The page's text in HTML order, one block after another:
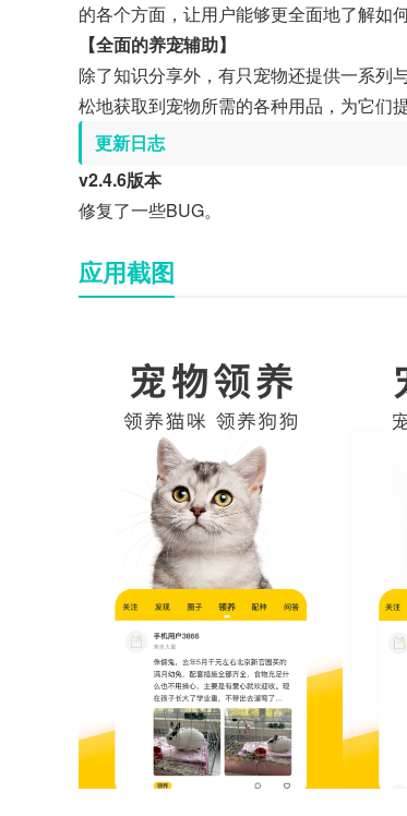
的各个方面，让用户能够更全面地了解如
【全面的养宠辅助】
除了知识分享外，有只宠物还提供一系列
松地获取到宠物所需的各种用品，为它们
更新日志
v2.4.6版本
修复了一些BUG。
应用截图